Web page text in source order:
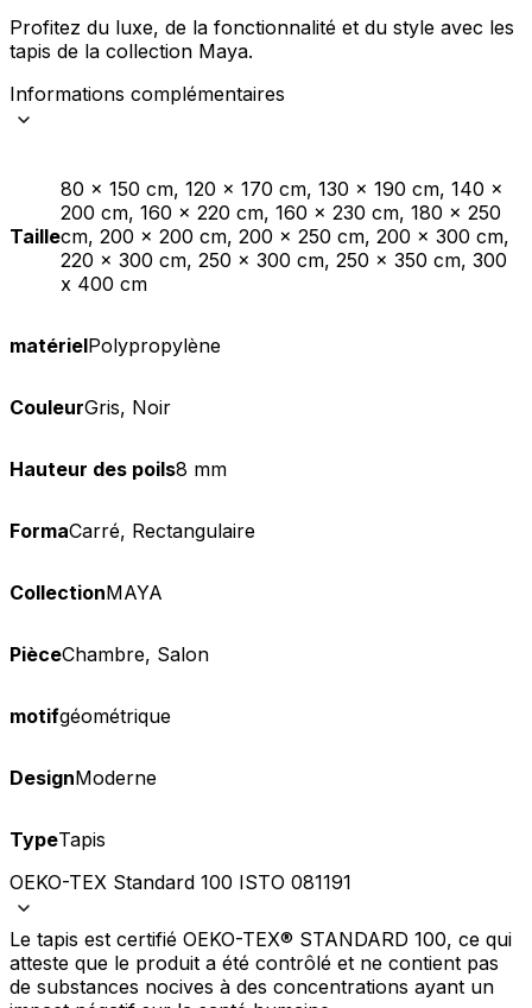
Profitez du luxe, de la fonctionnalité et du style avec les
tapis de la collection Maya.
Informations complémentaires
Taille
80 x 150 cm, 120 x 170 cm, 130 x 190 cm, 140 x
200 cm, 160 x 220 cm, 160 x 230 cm, 180 x 250
cm, 200 x 200 cm, 200 x 250 cm, 200 x 300 cm,
220 x 300 cm, 250 x 300 cm, 250 x 350 cm, 300
x 400 cm
matérielPolypropylène
CouleurGris, Noir
Hauteur des poils8 mm
FormaCarré, Rectangulaire
CollectionMAYA
PièceChambre, Salon
motifgéométrique
DesignModerne
TypeTapis
OEKO-TEX Standard 100 ISTO 081191
Le tapis est certifié OEKO-TEX® STANDARD 100, ce qui
atteste que le produit a été contrôlé et ne contient pas
de substances nocives à des concentrations ayant un